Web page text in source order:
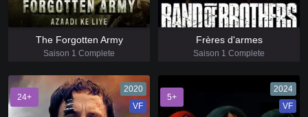
The Forgotten Army
Saison 1 Complete
Frères d'armes
Saison 1 Complete
24+
2020
VF
5+
2024
VF